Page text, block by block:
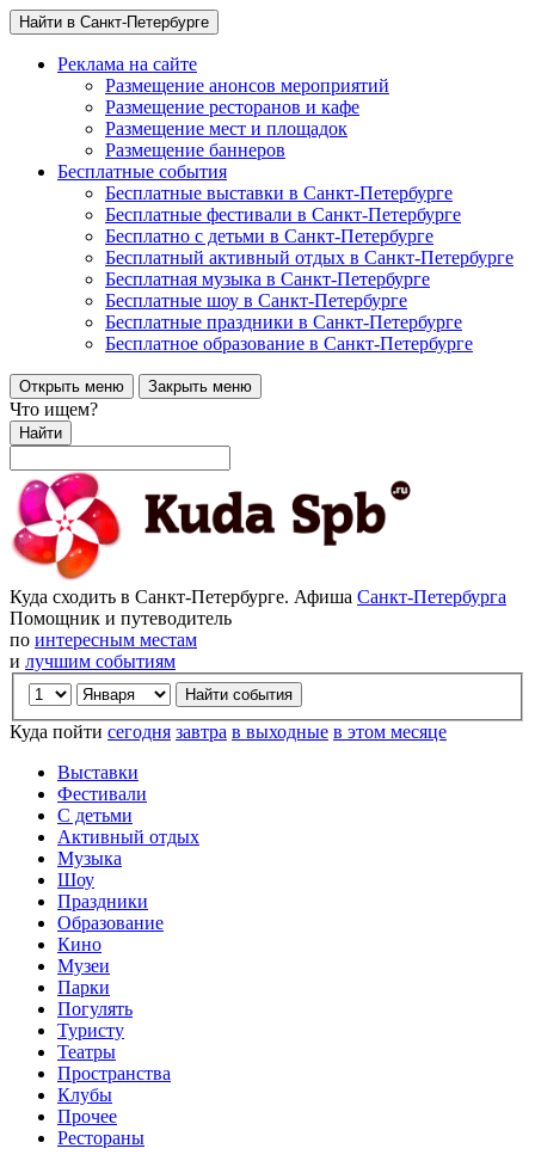
Найти в Санкт-Петербурге
Реклама на сайте
Размещение анонсов мероприятий
Размещение ресторанов и кафе
Размещение мест и площадок
Размещение баннеров
Бесплатные события
Бесплатные выставки в Санкт-Петербурге
Бесплатные фестивали в Санкт-Петербурге
Бесплатно с детьми в Санкт-Петербурге
Бесплатный активный отдых в Санкт-Петербурге
Бесплатная музыка в Санкт-Петербурге
Бесплатные шоу в Санкт-Петербурге
Бесплатные праздники в Санкт-Петербурге
Бесплатное образование в Санкт-Петербурге
Открыть меню Закрыть меню
Что ищем?
Найти
Куда сходить в Санкт-Петербурге. Афиша Санкт-Петербурга
Помощник и путеводитель
по интересным местам
и лучшим событиям
Куда пойти сегодня завтра в выходные в этом месяце
Выставки
Фестивали
С детьми
Активный отдых
Музыка
Шоу
Праздники
Образование
Кино
Музеи
Парки
Погулять
Туристу
Театры
Пространства
Клубы
Прочее
Рестораны